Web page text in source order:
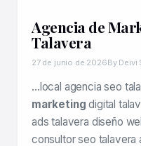
Agencia de
Talavera
27 de junio de 2026By Deivi
…local agencia seo
marketing digital
ads talavera diseño
consultor seo talavera